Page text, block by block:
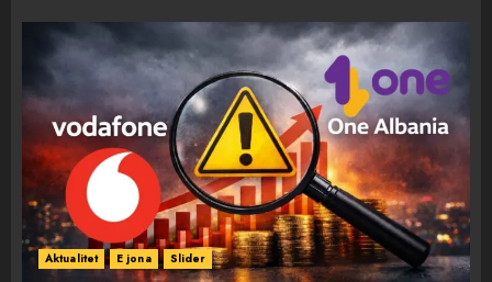
Aktualitet E jona Slider